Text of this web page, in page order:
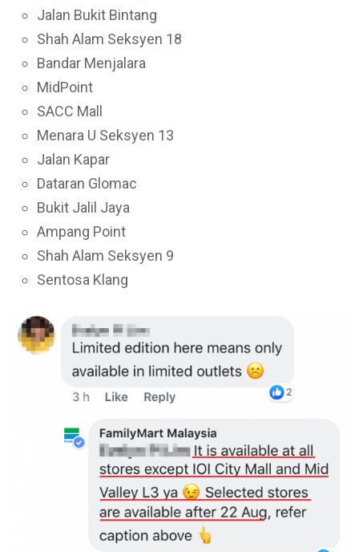
Jalan Bukit Bintang
Shah Alam Seksyen 18
Bandar Menjalara
MidPoint
SACC Mall
Menara U Seksyen 13
Jalan Kapar
Dataran Glomac
Bukit Jalil Jaya
Ampang Point
Shah Alam Seksyen 9
Sentosa Klang